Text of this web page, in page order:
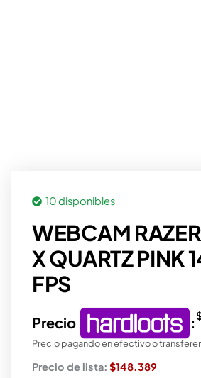
10 disponibles
WEBCAM
X QUARTZ PINK
FPS
Precio :
Precio pagando en efectivo o
Precio de lista: $148.389